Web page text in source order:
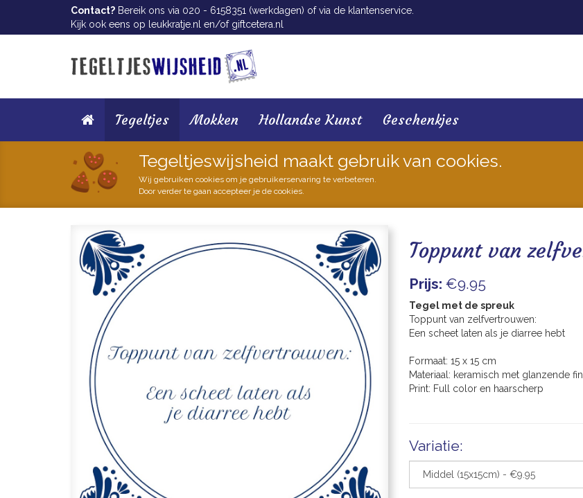
Contact? Bereik ons via 020 - 6158351 (werkdagen) of via de klantenservice.
Kijk ook eens op leukkratje.nl en/of giftcetera.nl
Tegeltjes Mokken Hollandse Kunst Geschenkjes
Tegeltjeswijsheid maakt gebruik van cookies.
Wij gebruiken cookies om je gebruikerservaring te verbeteren.
Door verder te gaan accepteer je de cookies.
Toppunt van
Prijs: €9.95
Tegel met de spreuk
Toppunt van zelfvertrouwen:
Een scheet laten als je diarree hebt
Formaat: 15 x 15 cm
Materiaal: keramisch met glanzende
Print: Full color en haarscherp
Variatie: